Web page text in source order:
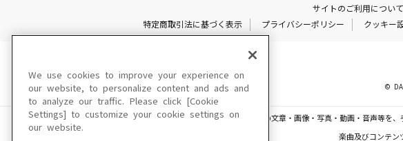
サイトのご利用について
特定商取引法に基づく表示
プライバシーポリシー クッキー
©
このサイトに掲載されている一切の文章・画像・写真・動画・音声等を
楽曲及びコンテン
We use cookies to improve your experience on
our website, to personalize content and ads and
to analyze our traffic. Please click [Cookie
Settings] to customize your cookie settings on
our website.